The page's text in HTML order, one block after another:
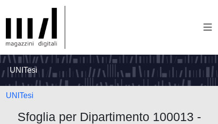
UNITesi
UNITesi
Sfoglia per Dipartimento 100013 -